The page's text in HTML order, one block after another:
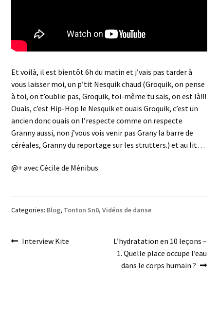
Et voilà, il est bientôt 6h du matin et j’vais pas tarder à
vous laisser moi, un p’tit Nesquik chaud (Groquik, on pense
à toi, on t’oublie pas, Groquik, toi-même tu sais, on est là!!!
Ouais, c’est Hip-Hop le Nesquik et ouais Groquik, c’est un
ancien donc ouais on l’respecte comme on respecte
Granny aussi, non j’vous vois venir pas Grany la barre de
céréales, Granny du reportage sur les strutters.) et au lit…
@+ avec Cécile de Ménibus.
Categories: Blog, Tonton Sn0, Vidéos de danse
Post
Previous
Interview Kite
Next
post:
L’hydratation en 10 leçons –
1. Quelle place occupe l’eau
dans le corps humain ?